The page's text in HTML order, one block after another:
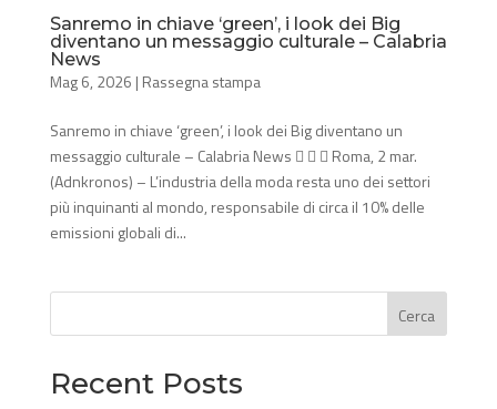
Sanremo in chiave ‘green’, i look dei Big
diventano un messaggio culturale – Calabria
News
Mag 6, 2026 | Rassegna stampa
Sanremo in chiave ‘green’, i look dei Big diventano un
messaggio culturale – Calabria News    Roma, 2 mar.
(Adnkronos) – L’industria della moda resta uno dei settori
più inquinanti al mondo, responsabile di circa il 10% delle
emissioni globali di...
Cerca
Recent Posts